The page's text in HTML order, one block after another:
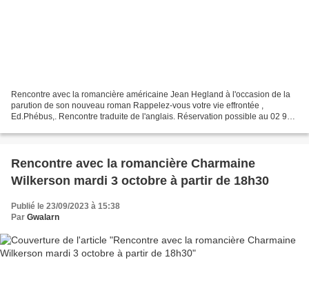
Rencontre avec la romancière américaine Jean Hegland à l'occasion de la
parution de son nouveau roman Rappelez-vous votre vie effrontée ,
Ed.Phébus,. Rencontre traduite de l'anglais. Réservation possible au 02 96
Rencontre avec la romancière Charmaine
Wilkerson mardi 3 octobre à partir de 18h30
Publié le 23/09/2023 à 15:38
Par Gwalarn